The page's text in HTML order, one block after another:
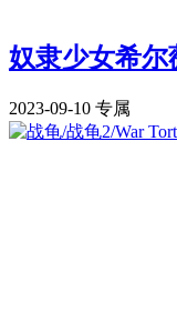
奴隶少女希尔
2023-09-10 专属